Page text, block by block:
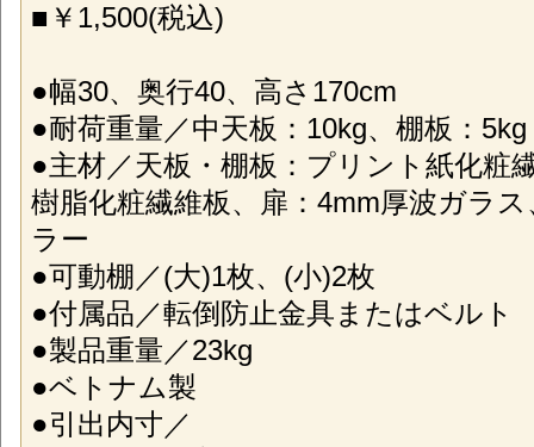
■￥1,500(税込)
●幅30、奥行40、高さ170cm
●耐荷重量／中天板：10kg、棚板：5kg
●主材／天板・棚板：プリント紙化粧
樹脂化粧繊維板、扉：4mm厚波ガラ
ラー
●可動棚／(大)1枚、(小)2枚
●付属品／転倒防止金具またはベルト
●製品重量／23kg
●ベトナム製
●引出内寸／